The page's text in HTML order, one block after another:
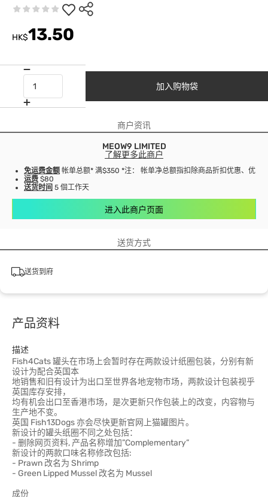
HK$13.50
加入购物袋
商户资讯
MEOW9 LIMITED
了解更多此商户
免运费金额 帐单总额* 满$350 *注： 帐单净总额指扣除商品折扣优惠、优惠
运费 $80
送货时间 5 個工作天
进入此商户页面
送货方式
送货到府
产品资料
描述
Fish4Cats 罐头在市场上会暂时存在两款设计纸圈包装，分别有新
设计为配合英国本
地销售和旧有设计为出口至世界各地宠物市场，两款设计包装视乎
英国库存安排，
均有机会出口至香港市场，是次更新只作包装上的改变，内容物与
生产地不变。
英国 Fish13Dogs 亦会尽快更新官网上猫罐图片。
新设计的罐头纸圈不同之处包括：
- 删除网页资料, 产品名称增加”Complementary”
新设计的两款口味名称修改包括:
- Prawn 改名为 Shrimp
- Green Lipped Mussel 改名为 Mussel
成份